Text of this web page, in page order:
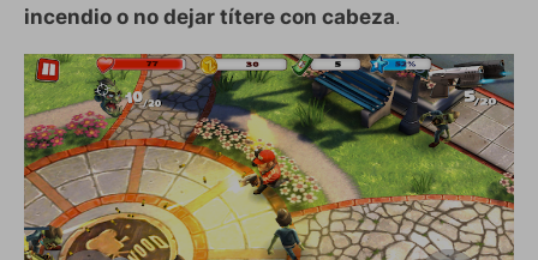
incendio o no dejar títere con cabeza.